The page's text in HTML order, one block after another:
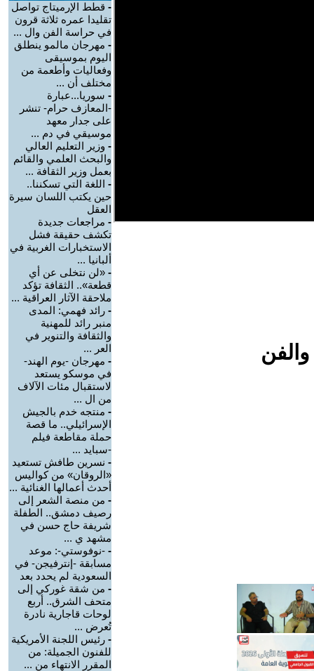
- قطط الإرميتاج تواصل
تقليدا عمره ثلاثة قرون
في حراسة الفن وال ...
- مهرجان مالمو ينطلق
اليوم بموسيقى
وفعاليات وأطعمة من
مختلف أن ...
- سوريا...عبارة
-المعازف حرام- تنشر
على جدار معهد
موسيقي في دم ...
- وزير التعليم العالي
والبحث العلمي والقائم
بعمل وزير الثقافة ...
- اللغة التي تسكننا..
حين يكتب اللسان سيرة
العقل
- مراجعات جديدة
تكشف حقيقة فشل
الاستخبارات الغربية في
ألبانيا ...
- «لن نتخلى عن أي
قطعة».. الثقافة تؤكد
ملاحقة الآثار العراقية ...
- رائد فهمي: المدى
منبر رائد للمهنية
والثقافة والتنوير في
العر ...
- مهرجان -يوم الهند-
في موسكو يستعد
لاستقبال مئات الآلاف
من ال ...
- منتجه خدم بالجيش
الإسرائيلي.. ما قصة
حملة مقاطعة فيلم
-سبايد ...
- نسرين طافش تستعيد
«الروقان» من كواليس
أحدث أعمالها الغنائية ...
- من منصة الشعر إلى
رصيف دمشق.. الطفلة
شريفة حاج حسن في
مشهد ي ...
- -نوفوستي-: موعد
مسابقة -إنترفيجن- في
السعودية لم يحدد بعد
- من شقة غوركي إلى
متحف الشرق.. أربع
لوحات قاجارية نادرة
تُعرض ...
- رئيس اللجنة الأمريكية
للفنون الجميلة: من
المقرر الانتهاء من ...